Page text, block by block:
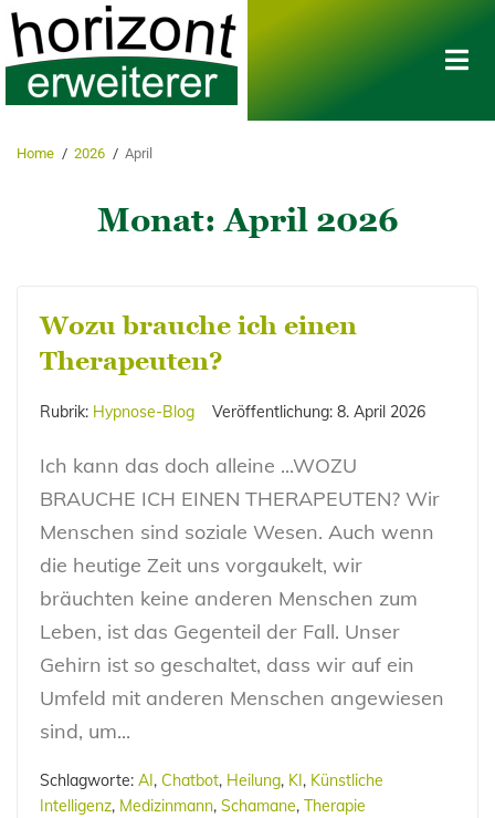
Home / 2026 / April
Monat: April 2026
Wozu brauche ich einen
Therapeuten?
Rubrik: Hypnose-Blog Veröffentlichung: 8. April 2026
Ich kann das doch alleine ...WOZU
BRAUCHE ICH EINEN THERAPEUTEN? Wir
Menschen sind soziale Wesen. Auch wenn
die heutige Zeit uns vorgaukelt, wir
bräuchten keine anderen Menschen zum
Leben, ist das Gegenteil der Fall. Unser
Gehirn ist so geschaltet, dass wir auf ein
Umfeld mit anderen Menschen angewiesen
sind, um...
Schlagworte: AI, Chatbot, Heilung, KI, Künstliche
Intelligenz, Medizinmann, Schamane, Therapie